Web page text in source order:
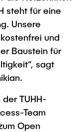
FSP
Studies
steht für eine
Unsere
und
Baustein für
sagt
TUHH-
Team
Open